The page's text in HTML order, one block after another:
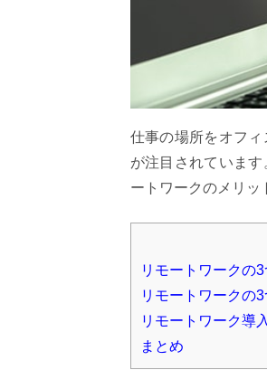
仕事の場所をオフィ
が注目されていま
ートワークのメリッ
リモートワークの
リモートワークの
リモートワーク導
まとめ